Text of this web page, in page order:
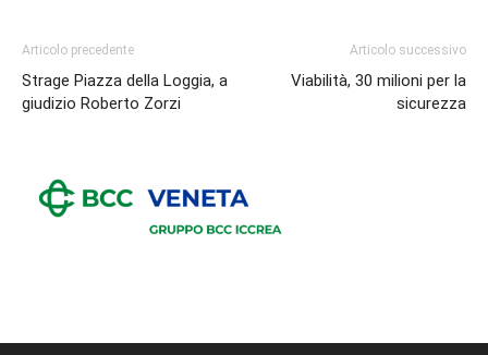
Articolo precedente
Strage Piazza della Loggia, a
giudizio Roberto Zorzi
Articolo successivo
Viabilità, 30 milioni per la
sicurezza